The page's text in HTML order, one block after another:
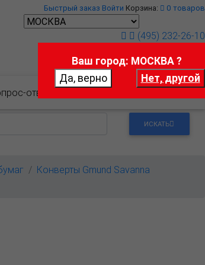
Быстрый заказ Войти Корзина: 0 товаров
(495) 232-26-10
ответ
ИСКАТЬ
Конверты Gmund Savanna
Ваш город: МОСКВА ?